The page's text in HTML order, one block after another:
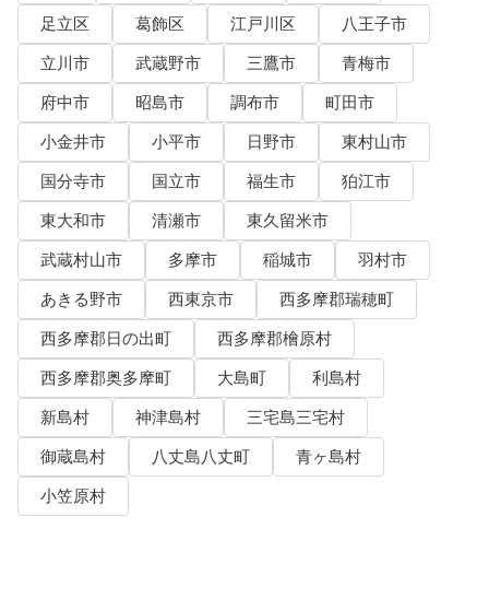
足立区
葛飾区 江戸川区
八王子市
立川市
武蔵野市 三鷹市
青梅市
府中市
昭島市 調布市
町田市
小金井市
小平市 日野市
東村山市
国分寺市
国立市 福生市
狛江市
東大和市
清瀬市
東久留米市
武蔵村山市
多摩市 稲城市
羽村市
あきる野市
西東京市
西多摩郡瑞穂町
西多摩郡日の出町
西多摩郡檜原村
西多摩郡奥多摩町
大島町
利島村
新島村
神津島村
三宅島三宅村
御蔵島村
八丈島八丈町
青ヶ島村
小笠原村